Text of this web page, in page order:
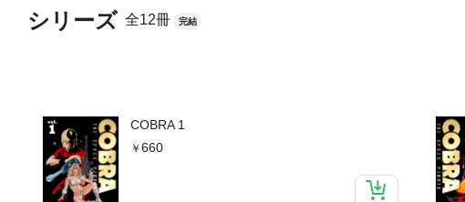
シリーズ 全12冊 完結
COBRA 1
660